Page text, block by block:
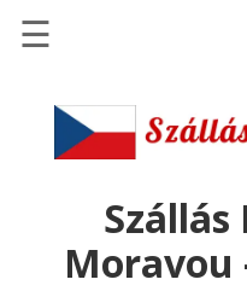
Szállások
Szállásinfo.eu
Repülőjegy
☰
Moravou